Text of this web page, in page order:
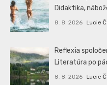
Didaktika,
8. 8. 2026 Lucie
Reflexia
Literatúra po
8. 8. 2026 Lucie